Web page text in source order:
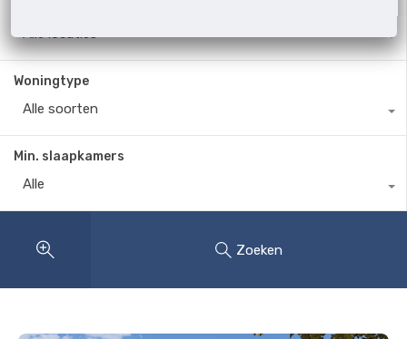
Alle locaties
Woningtype
Alle soorten
Min. slaapkamers
Alle
Zoeken